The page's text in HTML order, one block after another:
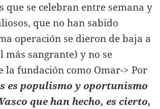
que se celebran entre semana y
que no han sabido
operación se dieron de baja a
sangrante) y no se
fundación como Omar-> Por
es populismo y oportunismo
que han hecho, es cierto,